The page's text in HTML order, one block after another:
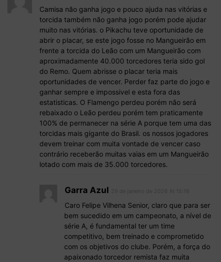
Camisa não ganha jogo e pouco ajuda nas vitórias e
torcida também não ganha jogo porém pode ajudar
muito nas vitórias. o Pikachu teve oportunidade de
abrir o placar, se este jogo fosse no Mangueirão em
frente a torcida do Leão com um Mangueirão com
aproximadamente 40.000 torcedores teria sido gol
do Remo. Quem abrisse o placar teria mais
oportunidades de vencer. Perder faz parte do jogo e
ganhar sempre e impossivel e esta fora das
estatisticas. O Flamengo perdeu porém não será
rebaixado o Leão perdeu porém tem praticamente
100% de permanecer na série A porque tem uma das
torcidas mais gigante do Brasil. os nossos jogadores
devem treinar com muita vontade de vencer caso
contrário receberão muitas vaias em um Mangueirão
lotado com mais de 35.000 torcedores.
Garra Azul
Caro Felipe Vilhena Senior, claro que para ser
bem sucedido em um campeonato, a nível de
série A, é fundamental ter um time
competitivo, bem treinado e comprometido
com os objetivos do clube. Porém, a força do
apaixonado torcedor remista faz muita